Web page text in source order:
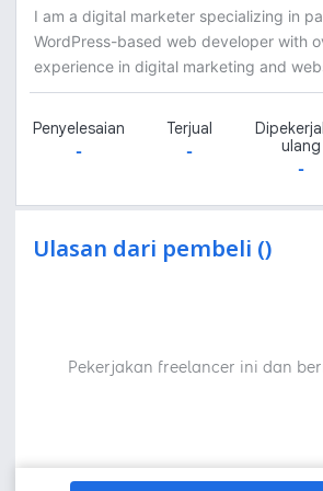
I am a digital marketer specializing in
WordPress-based web developer with
experience in digital marketing and
Penyelesaian
-
Terjual
-
ulang
-
Ulasan dari pembeli ()
Pekerjakan freelancer ini dan